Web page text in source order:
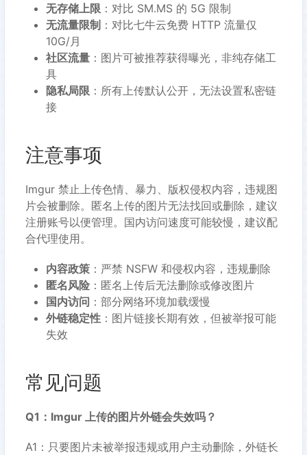
无存储上限 ：对比 SM.MS 的 5G 限制
无流量限制 ：对比七牛云免费 HTTP 流量仅
10G/月
社区流量 ：图片可被推荐获得曝光，非纯存储工
具
隐私局限 ：所有上传默认公开，无法设置私密链
接
注意事项
Imgur 禁止上传色情、暴力、版权侵权内容，违规图
片会被删除。匿名上传的图片无法找回或删除，建议
注册账号以便管理。国内访问速度可能较慢，建议配
合代理使用。
内容政策 ：严禁 NSFW 和侵权内容，违规删除
匿名风险 ：匿名上传后无法删除或修改图片
国内访问 ：部分网络环境加载缓慢
外链稳定性 ：图片链接长期有效，但被举报可能
失效
常见问题
Q1：Imgur 上传的图片外链会失效吗？
A1：只要图片未被举报违规或用户主动删除，外链长